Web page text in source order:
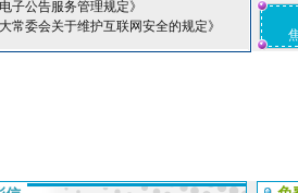
子公告服务管理规定》
常委会关于维护互联网安全的规定》